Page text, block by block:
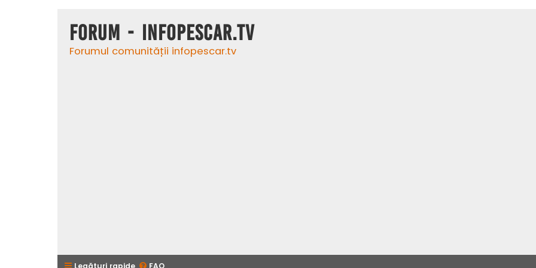
Forum - InfoPescar.Tv
Forumul comunității infopescar.tv
Legături rapide FAQ